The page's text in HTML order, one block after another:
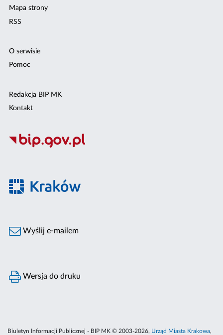
Mapa strony
RSS
O serwisie
Pomoc
Redakcja BIP MK
Kontakt
Wyślij e-mailem
Wersja do druku
Biuletyn Informacji Publicznej - BIP MK © 2003-2026, Urząd Miasta Krakowa,